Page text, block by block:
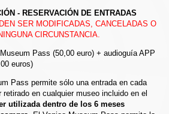
- RESERVACIÓN DE ENTRADAS
SER MODIFICADAS, CANCELADAS O
CIRCUNSTANCIA.
Pass (50,00 euro) + audioguía APP
euros)
Pass permite sólo una entrada en cada
en cualquier museo incluido en el
utilizada dentro de los 6 meses